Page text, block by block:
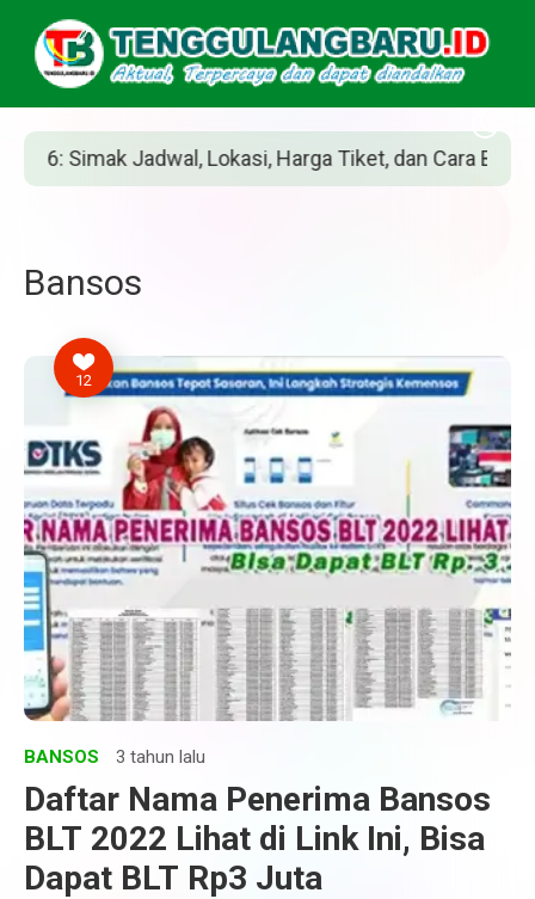
Harga Tiket, dan Cara Belinya Siapakah
Bansos
12
BANSOS 3 tahun lalu
Daftar Nama Penerima Bansos
BLT 2022 Lihat di Link Ini, Bisa
Dapat BLT Rp3 Juta